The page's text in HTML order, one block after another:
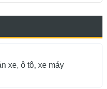
xe, ô tô, xe máy